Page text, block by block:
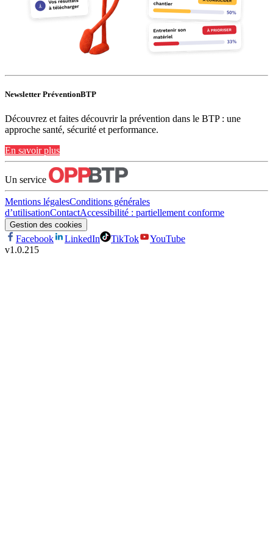
Newsletter PréventionBTP
Découvrez et faites découvrir la prévention dans le BTP : une
approche santé, sécurité et performance.
En savoir plus
Un service
Mentions légalesConditions générales
d’utilisationContactAccessibilité : partiellement conforme
Gestion des cookies
Facebook LinkedIn TikTok
YouTube
v1.0.215